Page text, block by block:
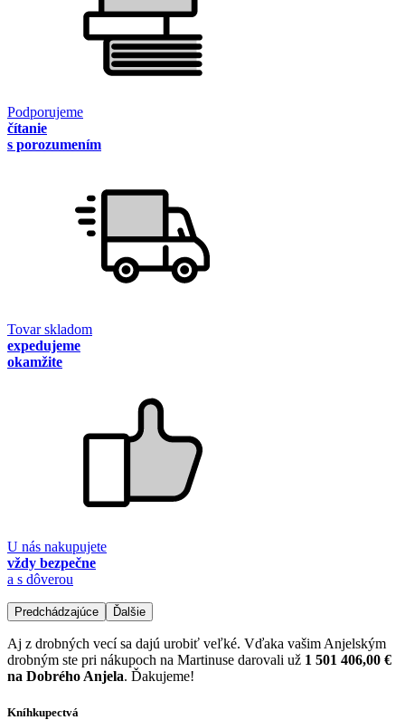
Podporujeme
čítanie
s porozumením
Tovar skladom
expedujeme
okamžite
U nás nakupujete
vždy bezpečne
a s dôverou
Predchádzajúce Ďalšie
Aj z drobných vecí sa dajú urobiť veľké. Vďaka vašim Anjelským
drobným ste pri nákupoch na Martinuse darovali už 1 501 406,00 €
na Dobrého Anjela. Ďakujeme!
Kníhkupectvá